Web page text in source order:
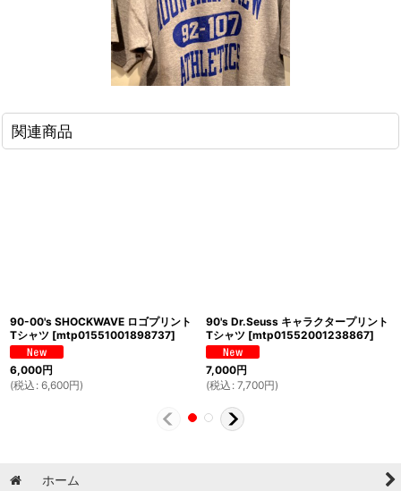
関連商品
90-00's SHOCKWAVE ロゴプリント
Tシャツ [mtp01551001898737]
6,000円
(税込 : 6,600円)
90's Dr.Seuss キャラクタープリント
Tシャツ [mtp01552001238867]
7,000円
(税込 : 7,700円)
ホーム